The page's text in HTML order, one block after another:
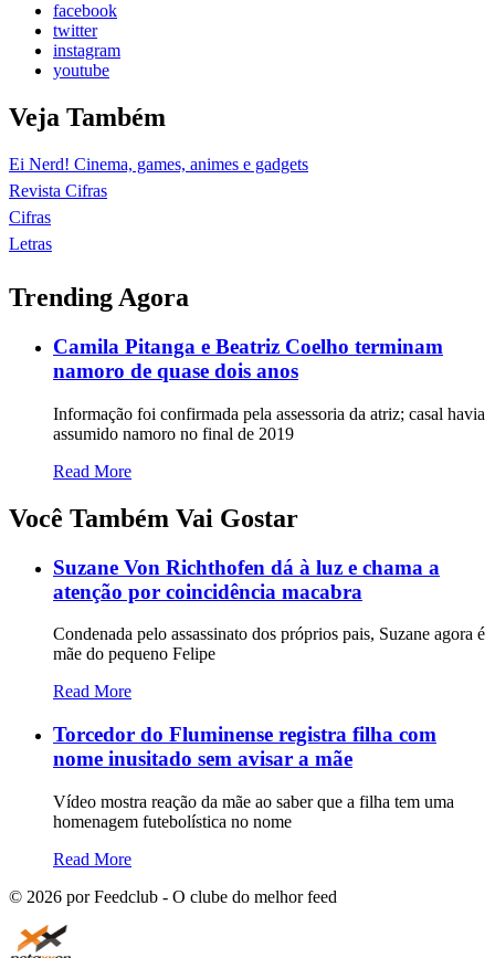
facebook
twitter
instagram
youtube
Veja Também
Ei Nerd! Cinema, games, animes e gadgets
Revista Cifras
Cifras
Letras
Trending Agora
Camila Pitanga e Beatriz Coelho terminam
namoro de quase dois anos
Informação foi confirmada pela assessoria da atriz; casal havia
assumido namoro no final de 2019
Read More
Você Também Vai Gostar
Suzane Von Richthofen dá à luz e chama a
atenção por coincidência macabra
Condenada pelo assassinato dos próprios pais, Suzane agora é
mãe do pequeno Felipe
Read More
Torcedor do Fluminense registra filha com
nome inusitado sem avisar a mãe
Vídeo mostra reação da mãe ao saber que a filha tem uma
homenagem futebolística no nome
Read More
© 2026 por Feedclub - O clube do melhor feed